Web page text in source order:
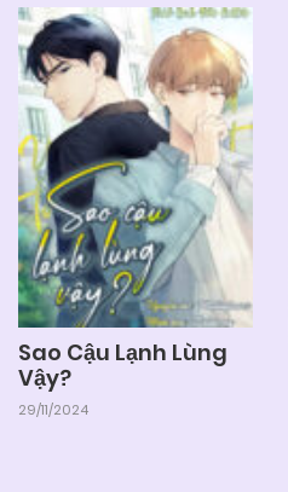
Sao Cậu Lạnh Lùng
Vậy?
29/11/2024